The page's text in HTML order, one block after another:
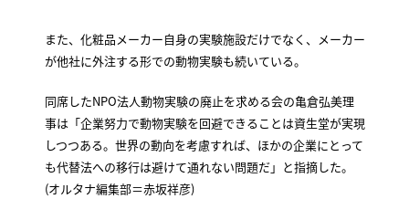
また、化粧品メーカー自身の実験施設だけでなく、メーカー
が他社に外注する形での動物実験も続いている。
同席したNPO法人動物実験の廃止を求める会の亀倉弘美理
事は「企業努力で動物実験を回避できることは資生堂が実現
しつつある。世界の動向を考慮すれば、ほかの企業にとって
も代替法への移行は避けて通れない問題だ」と指摘した。
(オルタナ編集部＝赤坂祥彦)